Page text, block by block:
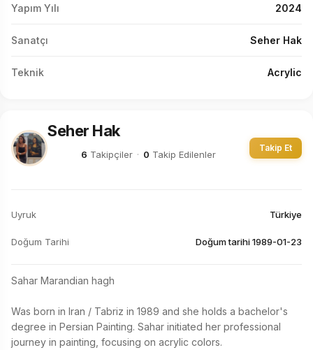
Yapım Yılı 2024
Sanatçı Seher Hak
Teknik Acrylic
Seher Hak
6 Takipçiler · 0 Takip Edilenler
Takip Et
Uyruk Türkiye
Doğum Tarihi Doğum tarihi 1989-01-23
Sahar Marandian hagh
Was born in Iran / Tabriz in 1989 and she holds a bachelor's
degree in Persian Painting. Sahar initiated her professional
journey in painting, focusing on acrylic colors.